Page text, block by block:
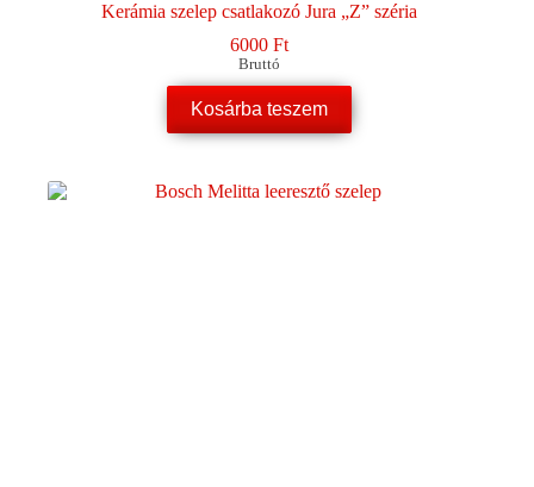
Kerámia szelep csatlakozó Jura „Z” széria
6000 Ft
Bruttó
Kosárba teszem